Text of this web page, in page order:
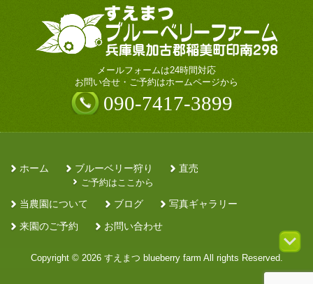
メールフォームは24時間対応
お問い合せ・ご予約はホームページから
090-7417-3899
ホーム
ブルーベリー狩り
ご予約はここから
直売
当農園について ブログ 写真ギャラリー
来園のご予約 お問い合わせ
Copyright © 2026 すえまつ blueberry farm All rights Reserved.